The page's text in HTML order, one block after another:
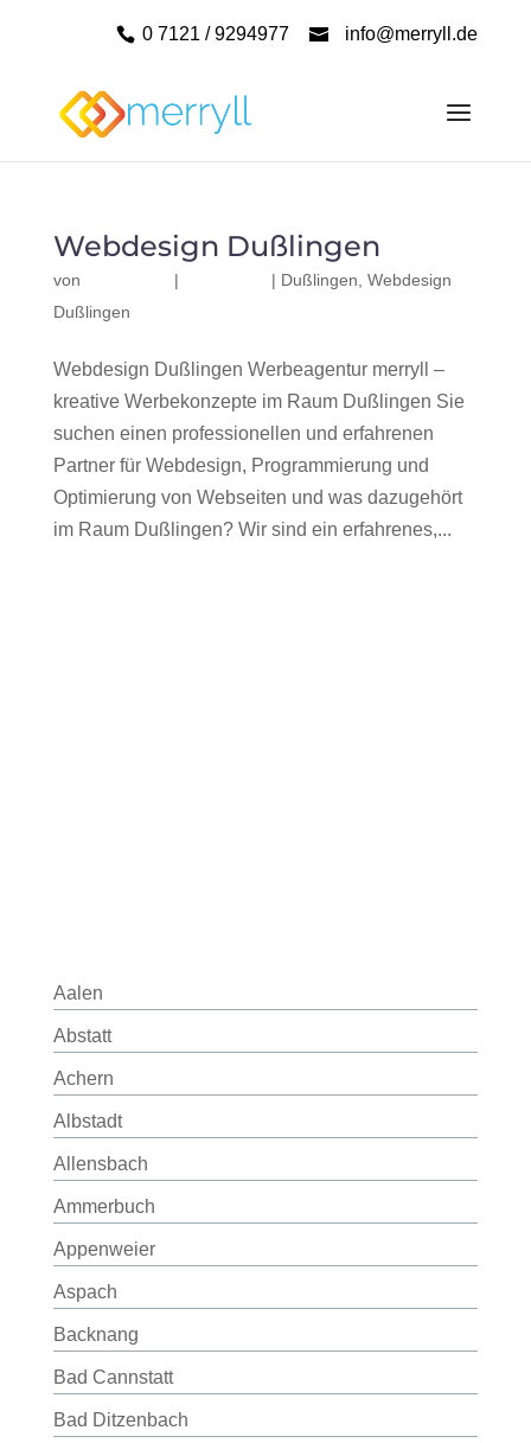
0 7121 / 9294977 info@merryll.de
Webdesign Dußlingen
von | | Dußlingen Webdesign
Dußlingen
Webdesign Dußlingen Werbeagentur merryll –
kreative Werbekonzepte im Raum Dußlingen Sie
suchen einen professionellen und erfahrenen
Partner für Webdesign, Programmierung und
Optimierung von Webseiten und was dazugehört
im Raum Dußlingen? Wir sind ein erfahrenes,...
Aalen
Abstatt
Achern
Albstadt
Allensbach
Ammerbuch
Appenweier
Aspach
Backnang
Bad Cannstatt
Bad Ditzenbach